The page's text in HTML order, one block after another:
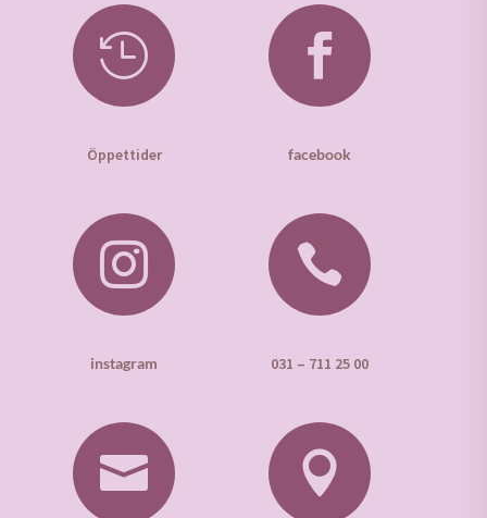

Öppettider

facebook

instagram

031 – 711 25 00
 